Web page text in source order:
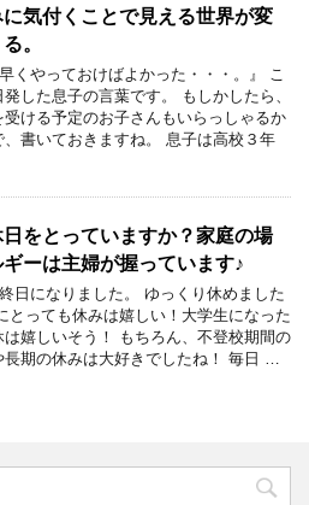
気付くことで見える世界が変
。
くやっておけばよかった・・・。』 こ
した息子の言葉です。 もしかしたら、
受ける予定のお子さんもいらっしゃるか
、書いておきますね。 息子は高校３年
をとっていますか？家庭の場
ーは主婦が握っています♪
日になりました。 ゆっくり休めました
とっても休みは嬉しい！大学生になった
は嬉しいそう！ もちろん、不登校期間の
長期の休みは大好きでしたね！ 毎日 …